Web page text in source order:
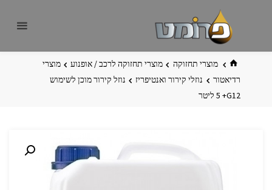
בית מוצרי תחזוקה מוצרי תחזוקה לרכב / אופנוע
מוצרי
רדיאטור
נוזלי קירור ואנטיפריז
נוזל קירור מוכן לשימוש
G12+ ‏5 ליטר